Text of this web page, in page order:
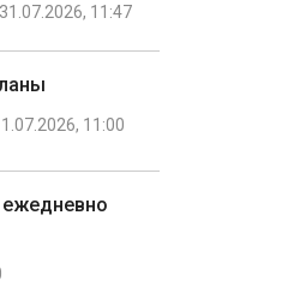
31.07.2026, 11:47
11:00